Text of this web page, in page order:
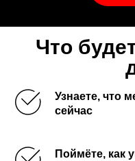
Что
Узнаете, что
сейчас
Поймёте, как